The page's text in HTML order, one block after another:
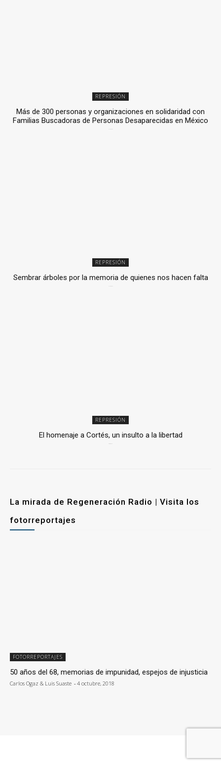
REPRESIÓN
Más de 300 personas y organizaciones en solidaridad con
Familias Buscadoras de Personas Desaparecidas en México
REPRESIÓN
Sembrar árboles por la memoria de quienes nos hacen falta
REPRESIÓN
El homenaje a Cortés, un insulto a la libertad
La mirada de Regeneración Radio | Visita los
fotorreportajes
FOTORREPORTAJES
50 años del 68, memorias de impunidad, espejos de injusticia
Carlos Ogaz & Luis Suaste - 4 octubre, 2018